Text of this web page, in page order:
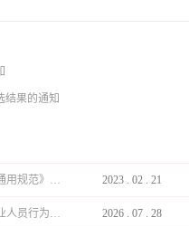
结果的通知
益宣贯的通知 2023 02 21
版）》宣贯活动的通知 2026 07 28